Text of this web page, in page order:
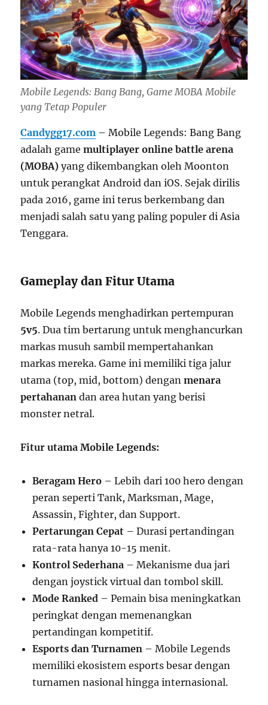
Mobile Legends: Bang Bang, Game MOBA Mobile
yang Tetap Populer
Candygg17.com – Mobile Legends: Bang Bang
adalah gamemultiplayer online battle arena
(MOBA) yang dikembangkan oleh Moonton
untuk perangkat Android dan iOS. Sejak dirilis
pada 2016, game ini terus berkembang dan
menjadi salah satu yang paling populer di Asia
Tenggara.
Gameplay dan Fitur Utama
Mobile Legends menghadirkan pertempuran
5v5. Dua tim bertarung untuk menghancurkan
markas musuh sambil mempertahankan
markas mereka. Game ini memiliki tiga jalur
utama (top, mid, bottom) denganmenara
pertahanan dan area hutan yang berisi
monster netral.
Fitur utama Mobile Legends:
Beragam Hero – Lebih dari 100 hero dengan
peran seperti Tank, Marksman, Mage,
Assassin, Fighter, dan Support.
Pertarungan Cepat – Durasi pertandingan
rata-rata hanya 10-15 menit.
Kontrol Sederhana – Mekanisme dua jari
dengan joystick virtual dan tombol skill.
Mode Ranked – Pemain bisa meningkatkan
peringkat dengan memenangkan
pertandingan kompetitif.
Esports dan Turnamen – Mobile Legends
memiliki ekosistem esports besar dengan
turnamen nasional hingga internasional.